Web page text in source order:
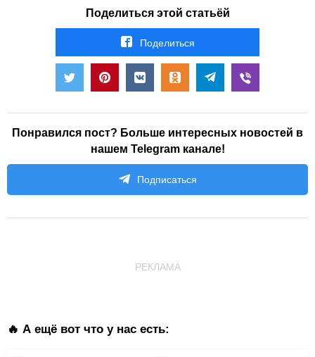
Поделиться этой статьёй
Поделиться
Понравился пост? Больше интересных новостей в
нашем Telegram канале!
Подписаться
РЕКЛАМА
🔥 А ещё вот что у нас есть: